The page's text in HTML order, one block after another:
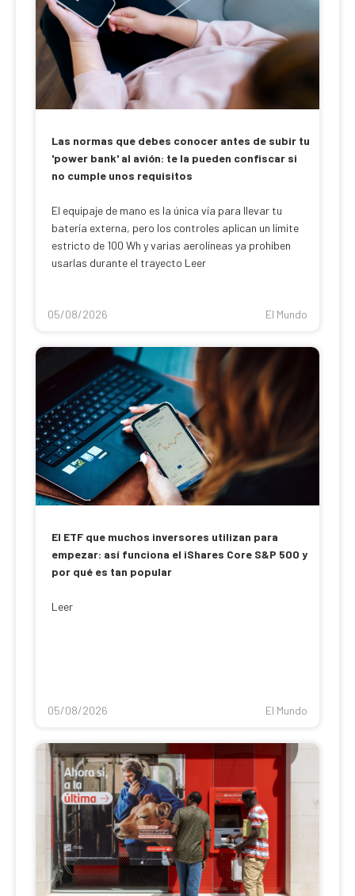
Las normas que debes conocer antes de subir tu
'power bank' al avión: te la pueden confiscar si
no cumple unos requisitos
El equipaje de mano es la única vía para llevar tu
batería externa, pero los controles aplican un límite
estricto de 100 Wh y varias aerolíneas ya prohíben
usarlas durante el trayecto Leer
05/08/2026 El Mundo
El ETF que muchos inversores utilizan para
empezar: así funciona el iShares Core S&P 500 y
por qué es tan popular
Leer
05/08/2026 El Mundo